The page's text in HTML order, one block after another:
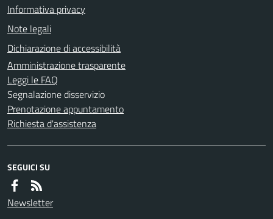
Informativa privacy
Note legali
Dichiarazione di accessibilità
Amministrazione trasparente
Leggi le FAQ
Segnalazione disservizio
Prenotazione appuntamento
Richiesta d'assistenza
SEGUICI SU
Newsletter